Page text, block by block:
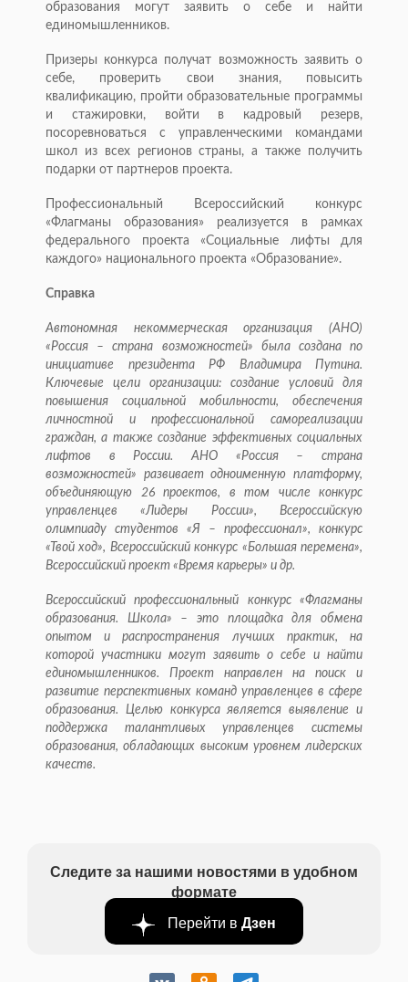
образования могут заявить о себе и найти
единомышленников.
Призеры конкурса получат возможность заявить о
себе, проверить свои знания, повысить
квалификацию, пройти образовательные программы
и стажировки, войти в кадровый резерв,
посоревноваться с управленческими командами
школ из всех регионов страны, а также получить
подарки от партнеров проекта.
Профессиональный Всероссийский конкурс
«Флагманы образования» реализуется в рамках
федерального проекта «Социальные лифты для
каждого» национального проекта «Образование».
Справка
Автономная некоммерческая организация (АНО)
«Россия – страна возможностей» была создана по
инициативе президента РФ Владимира Путина.
Ключевые цели организации: создание условий для
повышения социальной мобильности, обеспечения
личностной и профессиональной самореализации
граждан, а также создание эффективных социальных
лифтов в России. АНО «Россия – страна
возможностей» развивает одноименную платформу,
объединяющую 26 проектов, в том числе конкурс
управленцев «Лидеры России», Всероссийскую
олимпиаду студентов «Я – профессионал», конкурс
«Твой ход», Всероссийский конкурс «Большая перемена»,
Всероссийский проект «Время карьеры» и др.
Всероссийский профессиональный конкурс «Флагманы
образования. Школа» – это площадка для обмена
опытом и распространения лучших практик, на
которой участники могут заявить о себе и найти
единомышленников. Проект направлен на поиск и
развитие перспективных команд управленцев в сфере
образования. Целью конкурса является выявление и
поддержка талантливых управленцев системы
образования, обладающих высоким уровнем лидерских
качеств.
Следите за нашими новостями в удобном
формате
Перейти в Дзен